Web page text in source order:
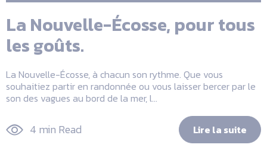
La Nouvelle-Écosse, pour tous
les goûts.
La Nouvelle-Écosse, à chacun son rythme. Que vous
souhaitiez partir en randonnée ou vous laisser bercer par le
son des vagues au bord de la mer, l...
4 min Read Lire la suite